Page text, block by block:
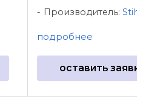
Производитель: Stihl
подробнее
оставить